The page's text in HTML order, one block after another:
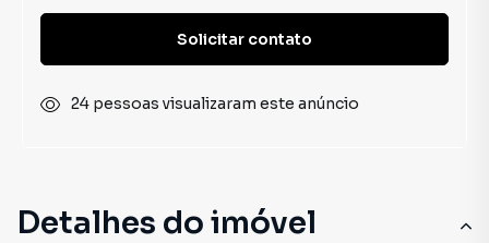
Detalhes do imóvel
Solicitar contato
24 pessoas visualizaram este anúncio